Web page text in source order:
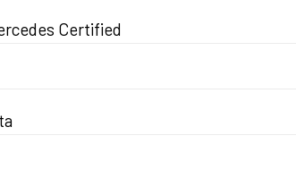
Certified